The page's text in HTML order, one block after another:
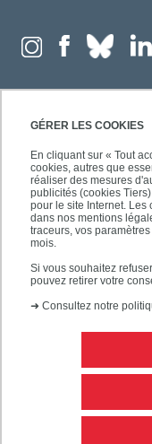
GÉRER LES COOKIES
En cliquant sur « Tout
cookies, autres que
réaliser des mesures
publicités (cookies
pour le site Internet. Les
dans nos mentions
traceurs, vos
mois.
Si vous souhaitez
pouvez retirer votre
➜ Consultez notre
Personnaliser les